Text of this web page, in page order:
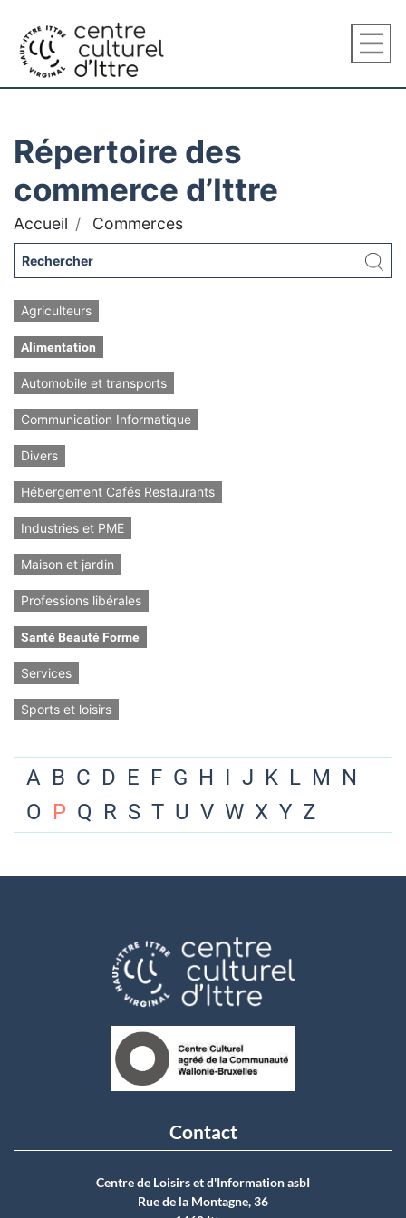
Répertoire des
commerce d’Ittre
Accueil Commerces
Agriculteurs
Alimentation
Automobile et transports
Communication Informatique
Divers
Hébergement Cafés Restaurants
Industries et PME
Maison et jardin
Professions libérales
Santé Beauté Forme
Services
Sports et loisirs
A B C D E F G H I J K L M N
O P Q R S T U V W X Y Z
Contact
Centre de Loisirs et d'Information asbI
Rue de la Montagne, 36